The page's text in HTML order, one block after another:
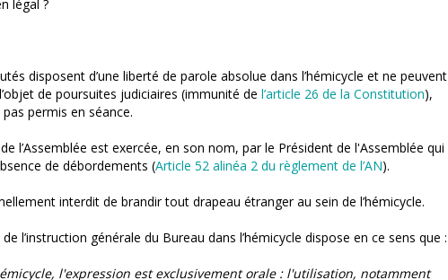
légal ?
disposent d’une liberté de parole absolue dans l’hémicycle et ne peuvent
de poursuites judiciaires (immunité de l’article 26 de la Constitution),
pas permis en séance.
l’Assemblée est exercée, en son nom, par le Président de l'Assemblée qui
de débordements (Article 52 alinéa 2 du règlement de l’AN).
interdit de brandir tout drapeau étranger au sein de l’hémicycle.
de l’instruction générale du Bureau dans l’hémicycle dispose en ce sens que :
l'expression est exclusivement orale : l'utilisation, notamment